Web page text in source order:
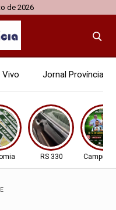
de 2026
Vivo Jornal Província
RS 330 Campo